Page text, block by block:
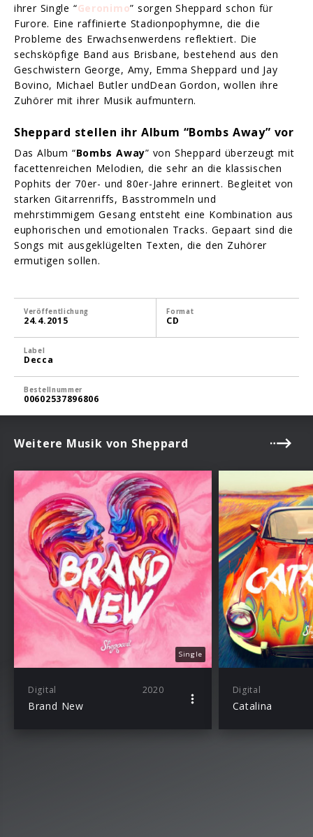
ihrer Single “Geronimo” sorgen Sheppard schon für
Furore. Eine raffinierte Stadionpophymne, die die
Probleme des Erwachsenwerdens reflektiert. Die
sechsköpfige Band aus Brisbane, bestehend aus den
Geschwistern George, Amy, Emma Sheppard und Jay
Bovino, Michael Butler undDean Gordon, wollen ihre
Zuhörer mit ihrer Musik aufmuntern.
Sheppard stellen ihr Album “Bombs Away” vor
Das Album “Bombs Away” von Sheppard überzeugt mit
facettenreichen Melodien, die sehr an die klassischen
Pophits der 70er- und 80er-Jahre erinnert. Begleitet von
starken Gitarrenriffs, Basstrommeln und
mehrstimmigem Gesang entsteht eine Kombination aus
euphorischen und emotionalen Tracks. Gepaart sind die
Songs mit ausgeklügelten Texten, die den Zuhörer
ermutigen sollen.
Veröffentlichung
24.4.2015
Format
CD
Label
Decca
Bestellnummer
00602537896806
Weitere Musik von Sheppard
Single
Digital 2020
Brand New
Digital
Catalina